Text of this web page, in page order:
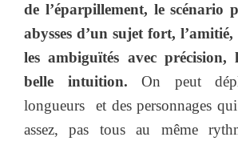
de l’éparpillement, le scénario
abysses d’un sujet fort,
les ambiguïtés avec précision,
belle intuition. On peut
longueurs et des personnages
assez, pas tous au même